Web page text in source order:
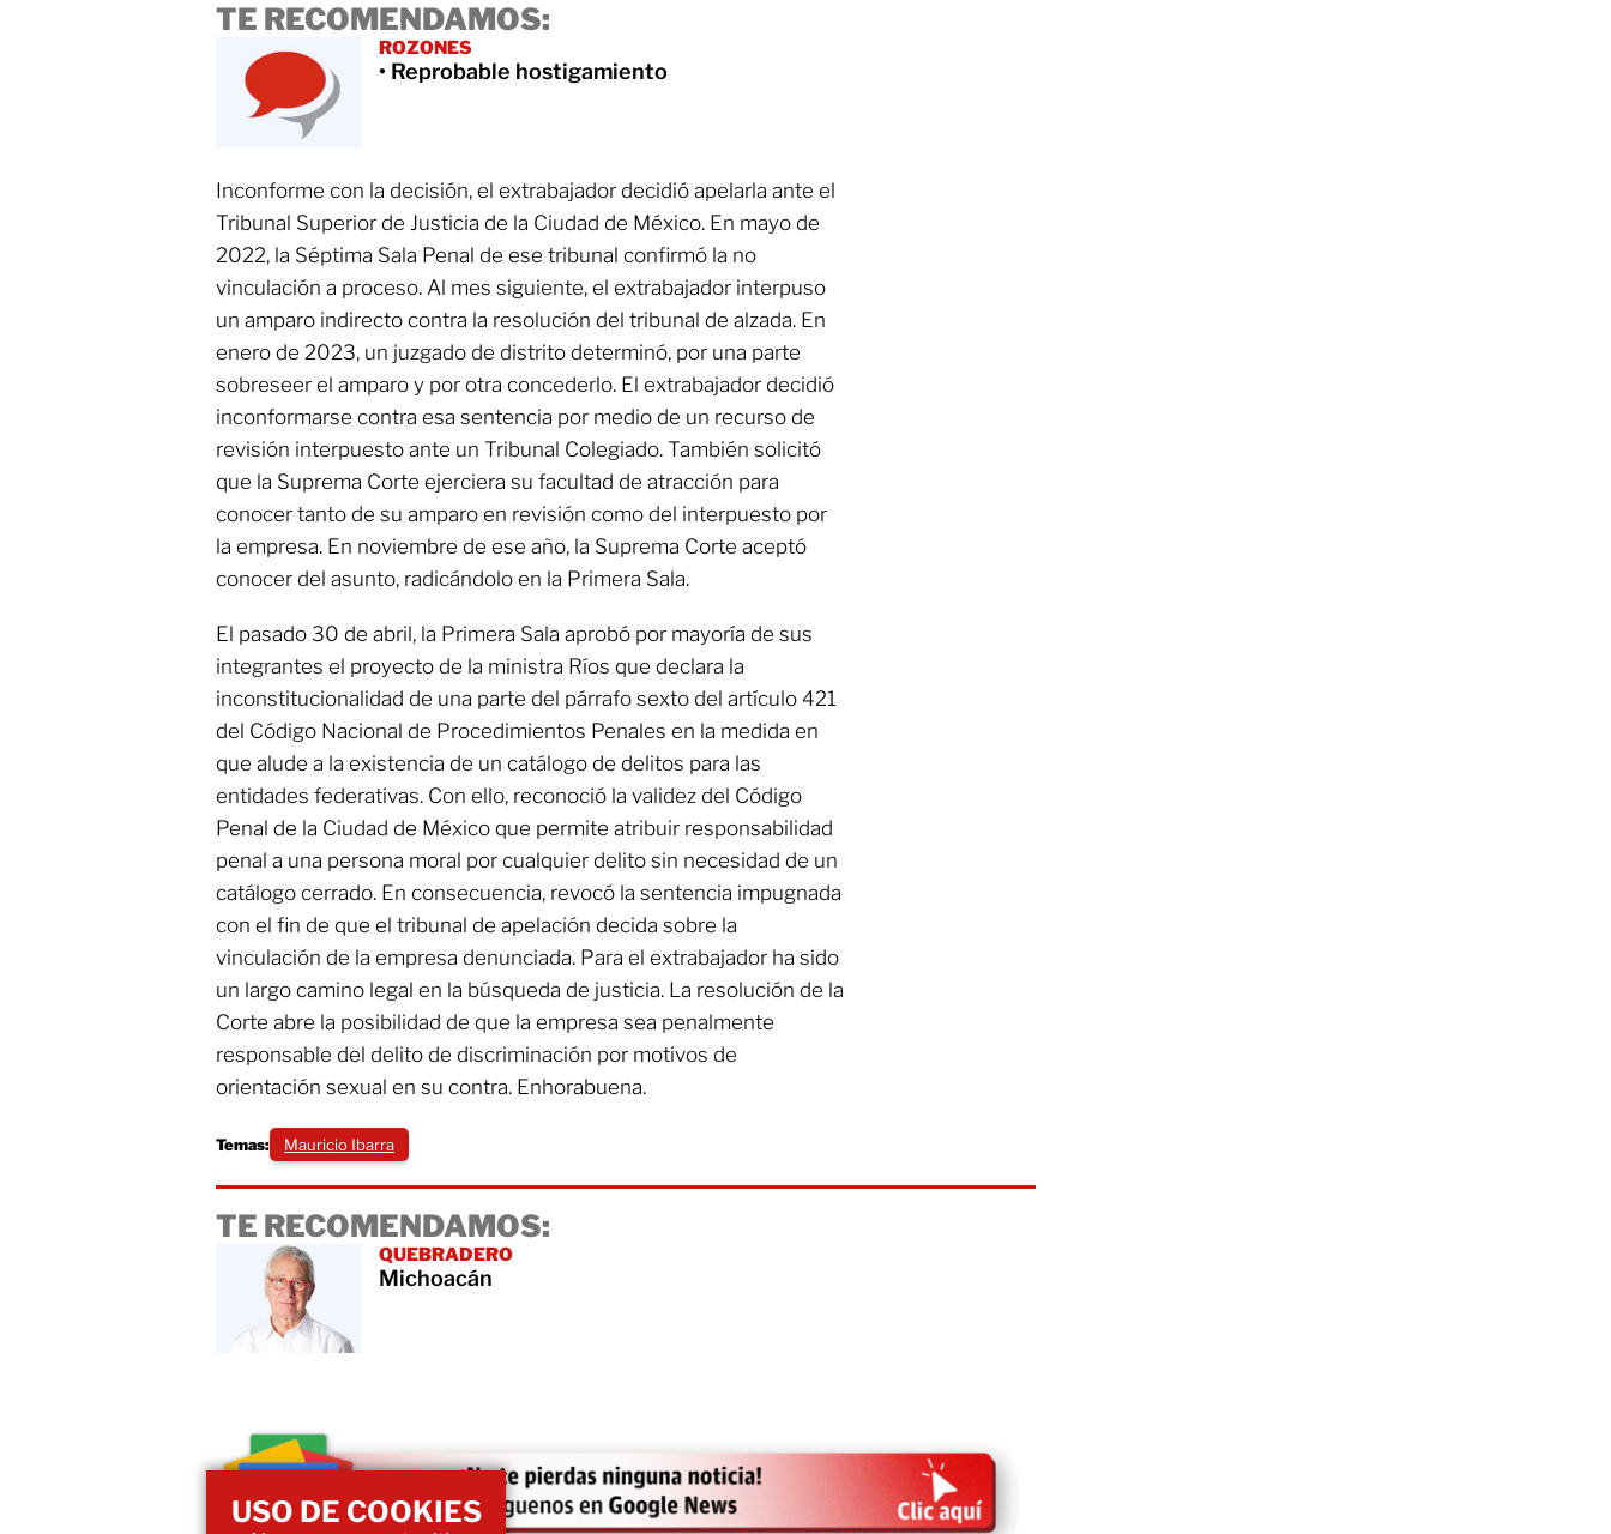
TE RECOMENDAMOS:
ROZONES
• Reprobable hostigamiento
Inconforme con la decisión, el extrabajador decidió apelarla ante el
Tribunal Superior de Justicia de la Ciudad de México. En mayo de
2022, la Séptima Sala Penal de ese tribunal confirmó la no
vinculación a proceso. Al mes siguiente, el extrabajador interpuso
un amparo indirecto contra la resolución del tribunal de alzada. En
enero de 2023, un juzgado de distrito determinó, por una parte
sobreseer el amparo y por otra concederlo. El extrabajador decidió
inconformarse contra esa sentencia por medio de un recurso de
revisión interpuesto ante un Tribunal Colegiado. También solicitó
que la Suprema Corte ejerciera su facultad de atracción para
conocer tanto de su amparo en revisión como del interpuesto por
la empresa. En noviembre de ese año, la Suprema Corte aceptó
conocer del asunto, radicándolo en la Primera Sala.
El pasado 30 de abril, la Primera Sala aprobó por mayoría de sus
integrantes el proyecto de la ministra Ríos que declara la
inconstitucionalidad de una parte del párrafo sexto del artículo 421
del Código Nacional de Procedimientos Penales en la medida en
que alude a la existencia de un catálogo de delitos para las
entidades federativas. Con ello, reconoció la validez del Código
Penal de la Ciudad de México que permite atribuir responsabilidad
penal a una persona moral por cualquier delito sin necesidad de un
catálogo cerrado. En consecuencia, revocó la sentencia impugnada
con el fin de que el tribunal de apelación decida sobre la
vinculación de la empresa denunciada. Para el extrabajador ha sido
un largo camino legal en la búsqueda de justicia. La resolución de la
Corte abre la posibilidad de que la empresa sea penalmente
responsable del delito de discriminación por motivos de
orientación sexual en su contra. Enhorabuena.
Temas: Mauricio Ibarra
TE RECOMENDAMOS:
QUEBRADERO
Michoacán
USO DE COOKIES